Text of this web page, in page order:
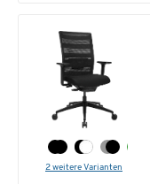
2 weitere Varianten